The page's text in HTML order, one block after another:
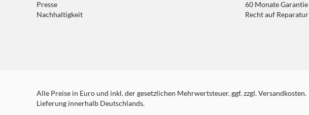
Presse
Nachhaltigkeit
60 Monate Garantie
Recht auf Reparatur
Alle Preise in Euro und inkl. der gesetzlichen Mehrwertsteuer. ggf. zzgl. Versandkosten.
Lieferung innerhalb Deutschlands.